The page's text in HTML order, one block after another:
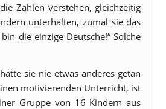
Zahlen verstehen, gleichzeitig
unterhalten, zumal sie das
die einzige Deutsche!“ Solche
sie nie etwas anderes getan
motivierenden Unterricht, ist
Gruppe von 16 Kindern aus